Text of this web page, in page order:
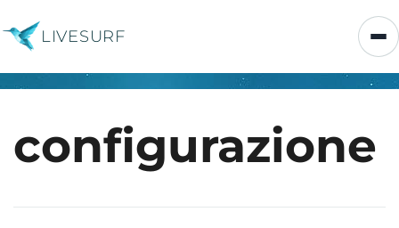
LIVESURF
configurazione